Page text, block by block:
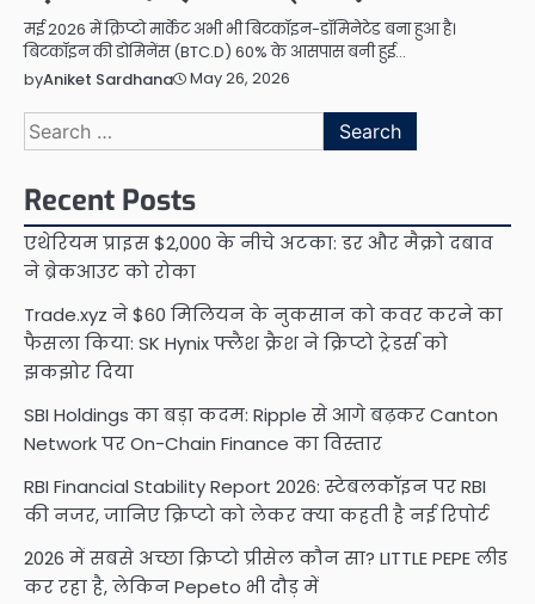
मई 2026 में क्रिप्टो मार्केट अभी भी बिटकॉइन-डॉमिनेटेड बना हुआ है।
बिटकॉइन की डोमिनेंस (BTC.D) 60% के आसपास बनी हुई…
byAniket Sardhana May 26, 2026
Search
for:
Recent Posts
एथेरियम प्राइस $2,000 के नीचे अटका: डर और मैक्रो दबाव
ने ब्रेकआउट को रोका
Trade.xyz ने $60 मिलियन के नुकसान को कवर करने का
फैसला किया: SK Hynix फ्लैश क्रैश ने क्रिप्टो ट्रेडर्स को
झकझोर दिया
SBI Holdings का बड़ा कदम: Ripple से आगे बढ़कर Canton
Network पर On-Chain Finance का विस्तार
RBI Financial Stability Report 2026: स्टेबलकॉइन पर RBI
की नजर, जानिए क्रिप्टो को लेकर क्या कहती है नई रिपोर्ट
2026 में सबसे अच्छा क्रिप्टो प्रीसेल कौन सा? LITTLE PEPE लीड
कर रहा है, लेकिन Pepeto भी दौड़ में